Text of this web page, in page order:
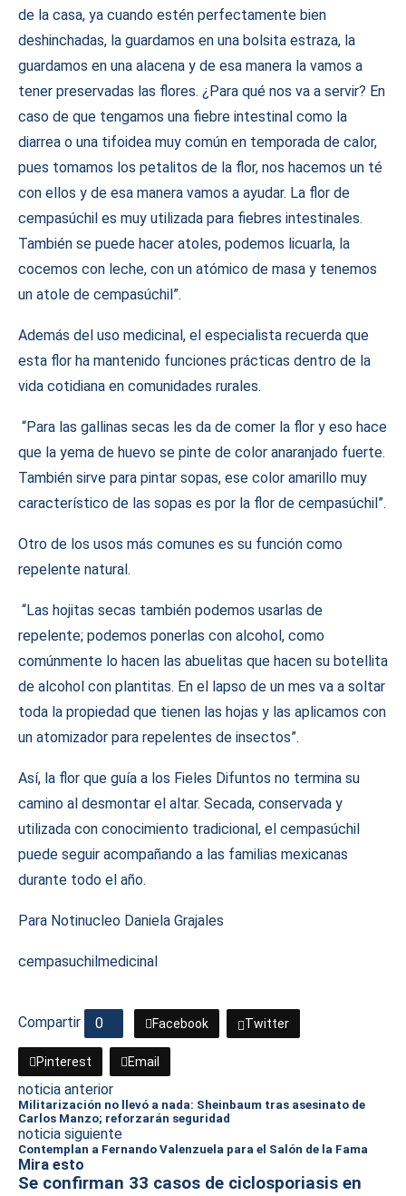
de la casa, ya cuando estén perfectamente bien
deshinchadas, la guardamos en una bolsita estraza, la
guardamos en una alacena y de esa manera la vamos a
tener preservadas las flores. ¿Para qué nos va a servir? En
caso de que tengamos una fiebre intestinal como la
diarrea o una tifoidea muy común en temporada de calor,
pues tomamos los petalitos de la flor, nos hacemos un té
con ellos y de esa manera vamos a ayudar. La flor de
cempasúchil es muy utilizada para fiebres intestinales.
También se puede hacer atoles, podemos licuarla, la
cocemos con leche, con un atómico de masa y tenemos
un atole de cempasúchil”.
Además del uso medicinal, el especialista recuerda que
esta flor ha mantenido funciones prácticas dentro de la
vida cotidiana en comunidades rurales.
“Para las gallinas secas les da de comer la flor y eso hace
que la yema de huevo se pinte de color anaranjado fuerte.
También sirve para pintar sopas, ese color amarillo muy
característico de las sopas es por la flor de cempasúchil”.
Otro de los usos más comunes es su función como
repelente natural.
“Las hojitas secas también podemos usarlas de
repelente; podemos ponerlas con alcohol, como
comúnmente lo hacen las abuelitas que hacen su botellita
de alcohol con plantitas. En el lapso de un mes va a soltar
toda la propiedad que tienen las hojas y las aplicamos con
un atomizador para repelentes de insectos”.
Así, la flor que guía a los Fieles Difuntos no termina su
camino al desmontar el altar. Secada, conservada y
utilizada con conocimiento tradicional, el cempasúchil
puede seguir acompañando a las familias mexicanas
durante todo el año.
Para Notinucleo Daniela Grajales
cempasuchilmedicinal
Compartir 0 Facebook Twitter
Pinterest Email
noticia anterior
Militarización no llevó a nada: Sheinbaum tras asesinato de
Carlos Manzo; reforzarán seguridad
noticia siguiente
Contemplan a Fernando Valenzuela para el Salón de la Fama
Mira esto
Se confirman 33 casos de ciclosporiasis en